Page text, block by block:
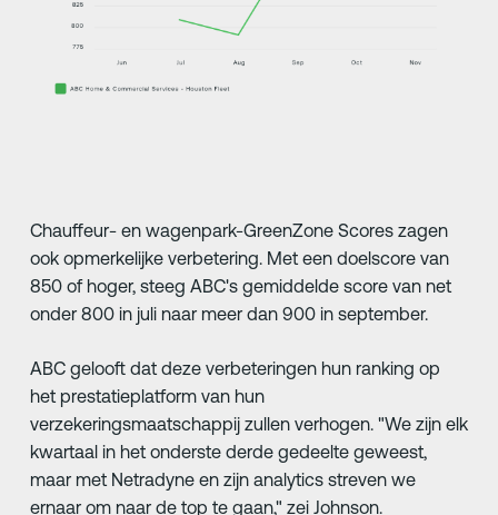
Chauffeur- en wagenpark-GreenZone Scores zagen
ook opmerkelijke verbetering. Met een doelscore van
850 of hoger, steeg ABC's gemiddelde score van net
onder 800 in juli naar meer dan 900 in september.
ABC gelooft dat deze verbeteringen hun ranking op
het prestatieplatform van hun
verzekeringsmaatschappij zullen verhogen. "We zijn elk
kwartaal in het onderste derde gedeelte geweest,
maar met Netradyne en zijn analytics streven we
ernaar om naar de top te gaan," zei Johnson.